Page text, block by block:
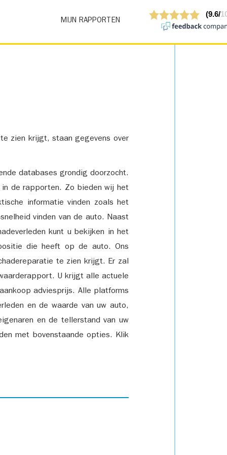
MIJN RAPPORTEN
zien krijgt, staan gegevens over
databases grondig doorzocht.
de rapporten. Zo bieden wij het
informatie vinden zoals het
vinden van de auto. Naast
kunt u bekijken in het
die heeft op de auto. Ons
te zien krijgt. Er zal
U krijgt alle actuele
adviesprijs. Alle platforms
en de waarde van uw auto,
en de tellerstand van uw
met bovenstaande opties. Klik